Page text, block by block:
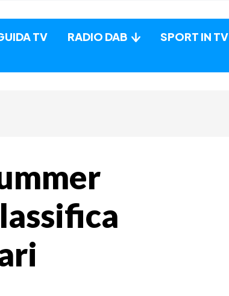
TV RADIO DAB SPORT IN TV